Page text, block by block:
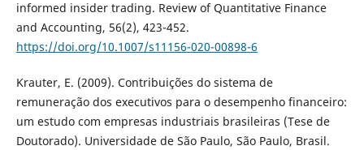
informed insider trading. Review of Quantitative Finance
and Accounting, 56(2), 423-452.
https://doi.org/10.1007/s11156-020-00898-6
Krauter, E. (2009). Contribuições do sistema de
remuneração dos executivos para o desempenho financeiro:
um estudo com empresas industriais brasileiras (Tese de
Doutorado). Universidade de São Paulo, São Paulo, Brasil.